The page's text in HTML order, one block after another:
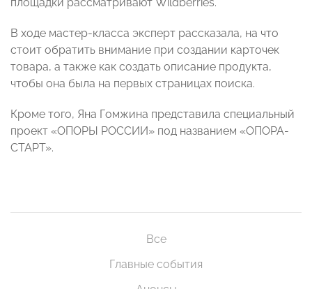
В ходе мастер-класса эксперт рассказала, на что
стоит обратить внимание при создании карточек
товара, а также как создать описание продукта,
чтобы она была на первых страницах поиска.
Кроме того, Яна Гомжина представила специальный
проект «ОПОРЫ РОССИИ» под названием «ОПОРА-
СТАРТ».
Все
Главные события